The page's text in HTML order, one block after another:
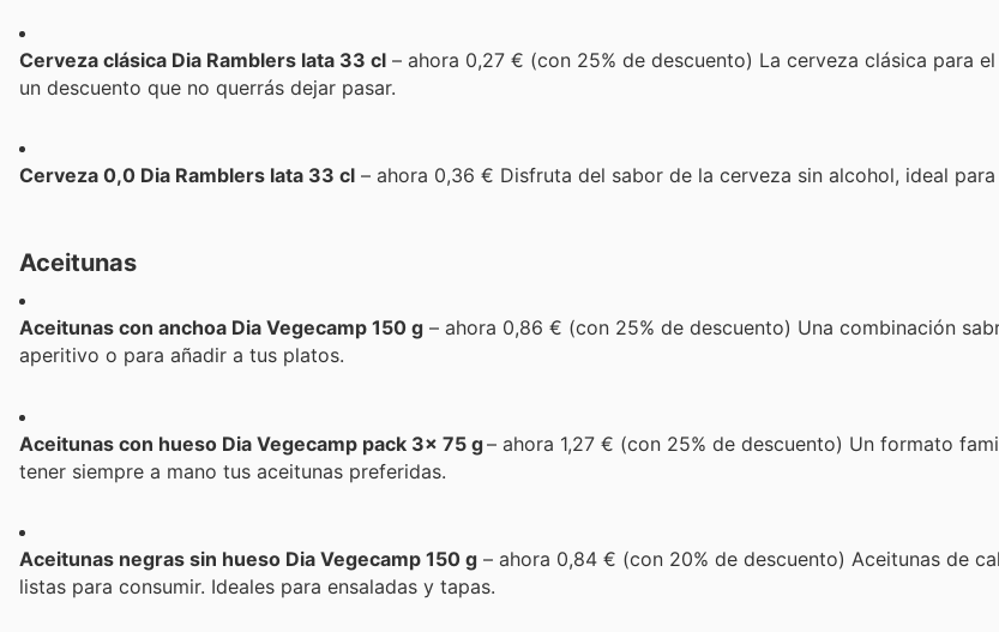
Cerveza clásica Dia Ramblers lata 33 cl – ahora 0,27 € (con 25% de descuento) La cerveza clásica para
un descuento que no querrás dejar pasar.
Cerveza 0,0 Dia Ramblers lata 33 cl – ahora 0,36 € Disfruta del sabor de la cerveza sin alcohol, ideal
Aceitunas
Aceitunas con anchoa Dia Vegecamp 150 g – ahora 0,86 € (con 25% de descuento) Una combinación
aperitivo o para añadir a tus platos.
Aceitunas con hueso Dia Vegecamp pack 3x 75 g– ahora 1,27 € (con 25% de descuento) Un formato
tener siempre a mano tus aceitunas preferidas.
Aceitunas negras sin hueso Dia Vegecamp 150 g – ahora 0,84 € (con 20% de descuento) Aceitunas de
listas para consumir. Ideales para ensaladas y tapas.